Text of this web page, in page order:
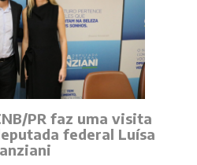
PR faz uma visita
federal Luísa